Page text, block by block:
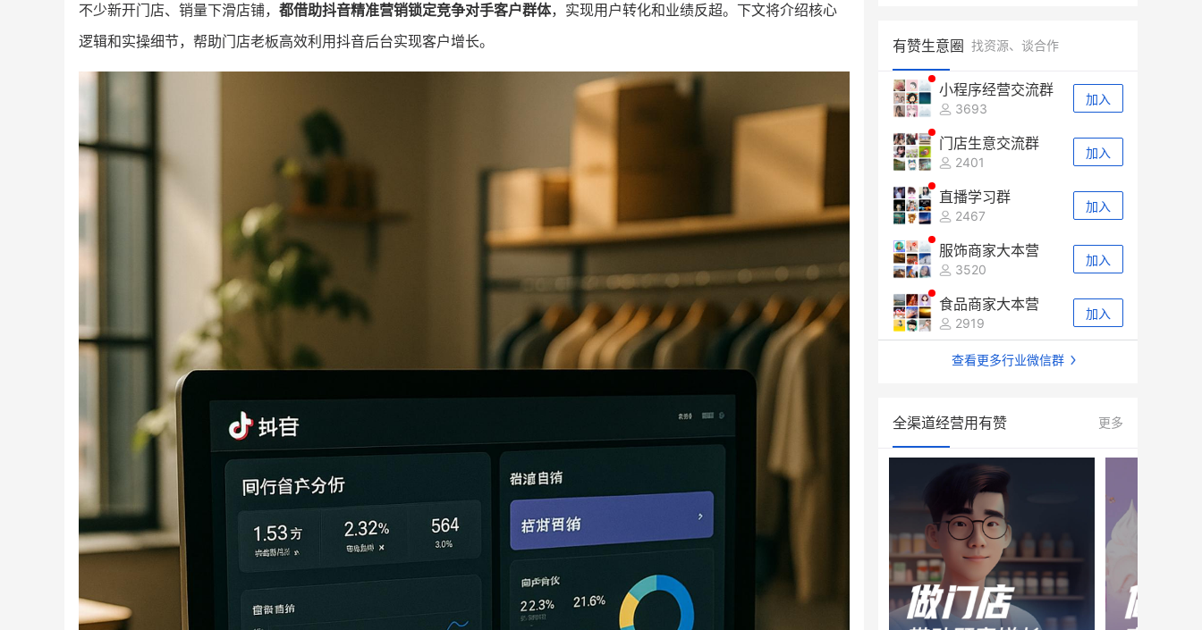
不少新开门店、销量下滑店铺， 都借助抖音精准营销锁定竞争对手客户群体，实现用户转化和业绩反超。下文将介绍核心
逻辑和实操细节，帮助门店老板高效利用抖音后台实现客户增长。
有赞生意圈 找资源、谈合作
小程序经营交流群
3693
加入
门店生意交流群
2401
加入
直播学习群
2467
加入
服饰商家大本营
3520
加入
食品商家大本营
2919
加入
查看更多行业微信群
全渠道经营用有赞 更多